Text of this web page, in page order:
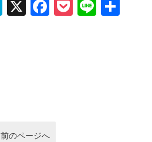
H
X
F
k
P
Li
前のページへ